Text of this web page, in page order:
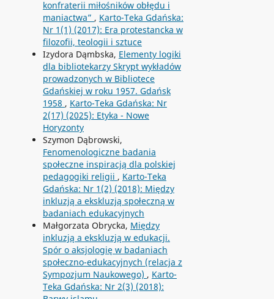
konfraterii miłośników obłędu i
maniactwa” , Karto-Teka Gdańska:
Nr 1(1) (2017): Era protestancka w
filozofii, teologii i sztuce
Izydora Dąmbska, Elementy logiki
dla bibliotekarzy Skrypt wykładów
prowadzonych w Bibliotece
Gdańskiej w roku 1957. Gdańsk
1958 , Karto-Teka Gdańska: Nr
2(17) (2025): Etyka - Nowe
Horyzonty
Szymon Dąbrowski,
Fenomenologiczne badania
społeczne inspiracją dla polskiej
pedagogiki religii , Karto-Teka
Gdańska: Nr 1(2) (2018): Między
inkluzją a ekskluzją społeczną w
badaniach edukacyjnych
Małgorzata Obrycka, Między
inkluzją a ekskluzją w edukacji.
Spór o aksjologię w badaniach
społeczno-edukacyjnych (relacja z
Sympozjum Naukowego) , Karto-
Teka Gdańska: Nr 2(3) (2018):